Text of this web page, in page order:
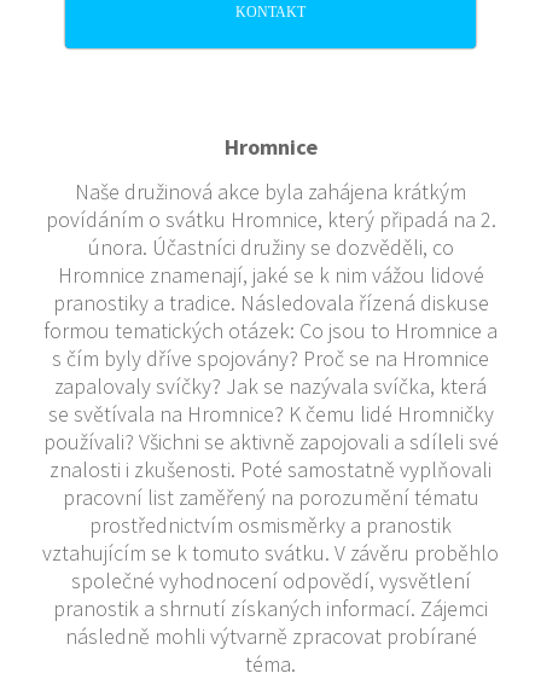
KONTAKT
Hromnice
Naše družinová akce byla zahájena krátkým
povídáním o svátku Hromnice, který připadá na 2.
února. Účastníci družiny se dozvěděli, co
Hromnice znamenají, jaké se k nim vážou lidové
pranostiky a tradice. Následovala řízená diskuse
formou tematických otázek: Co jsou to Hromnice a
s čím byly dříve spojovány? Proč se na Hromnice
zapalovaly svíčky? Jak se nazývala svíčka, která
se světívala na Hromnice? K čemu lidé Hromničky
používali? Všichni se aktivně zapojovali a sdíleli své
znalosti i zkušenosti. Poté samostatně vyplňovali
pracovní list zaměřený na porozumění tématu
prostřednictvím osmisměrky a pranostik
vztahujícím se k tomuto svátku. V závěru proběhlo
společné vyhodnocení odpovědí, vysvětlení
pranostik a shrnutí získaných informací. Zájemci
následně mohli výtvarně zpracovat probírané
téma.